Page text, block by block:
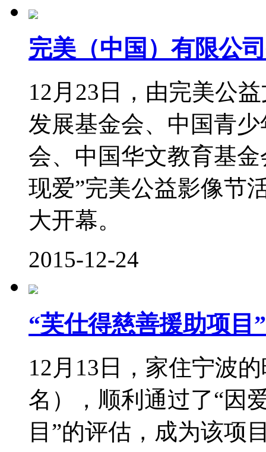
完美（中国）有限公
12月23日，由完美公
发展基金会、中国青
会、中国华文教育基
现爱”完美公益影像节
大开幕。
2015-12-24
“芙仕得慈善援助项目
12月13日，家住宁波
名），顺利通过了“因
目”的评估，成为该项